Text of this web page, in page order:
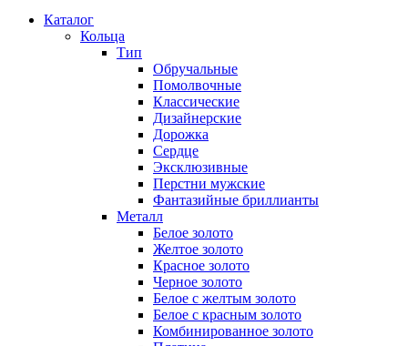
Каталог
Кольца
Тип
Обручальные
Помолвочные
Классические
Дизайнерские
Дорожка
Сердце
Эксклюзивные
Перстни мужские
Фантазийные бриллианты
Металл
Белое золото
Желтое золото
Красное золото
Черное золото
Белое с желтым золото
Белое с красным золото
Комбинированное золото